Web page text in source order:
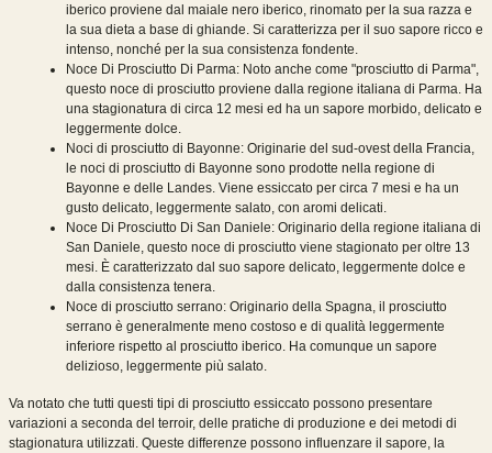
iberico proviene dal maiale nero iberico, rinomato per la sua razza e
la sua dieta a base di ghiande. Si caratterizza per il suo sapore ricco e
intenso, nonché per la sua consistenza fondente.
Noce Di Prosciutto Di Parma: Noto anche come "prosciutto di Parma",
questo noce di prosciutto proviene dalla regione italiana di Parma. Ha
una stagionatura di circa 12 mesi ed ha un sapore morbido, delicato e
leggermente dolce.
Noci di prosciutto di Bayonne: Originarie del sud-ovest della Francia,
le noci di prosciutto di Bayonne sono prodotte nella regione di
Bayonne e delle Landes. Viene essiccato per circa 7 mesi e ha un
gusto delicato, leggermente salato, con aromi delicati.
Noce Di Prosciutto Di San Daniele: Originario della regione italiana di
San Daniele, questo noce di prosciutto viene stagionato per oltre 13
mesi. È caratterizzato dal suo sapore delicato, leggermente dolce e
dalla consistenza tenera.
Noce di prosciutto serrano: Originario della Spagna, il prosciutto
serrano è generalmente meno costoso e di qualità leggermente
inferiore rispetto al prosciutto iberico. Ha comunque un sapore
delizioso, leggermente più salato.
Va notato che tutti questi tipi di prosciutto essiccato possono presentare
variazioni a seconda del terroir, delle pratiche di produzione e dei metodi di
stagionatura utilizzati. Queste differenze possono influenzare il sapore, la